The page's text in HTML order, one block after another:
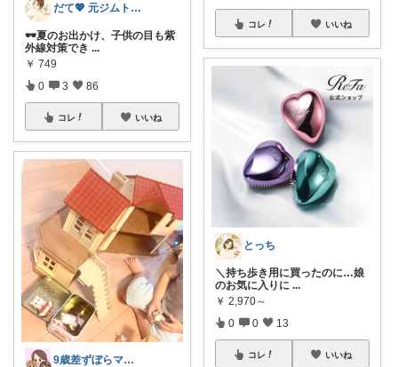
だて💖 元ジムトレーナーママ子育て美容
🕶️夏のお出かけ、子供の目も紫
外線対策でき ...
￥ 749
0 3 86
コレ いいね
9歳差ずぼらママの買って良かったもの✨
コレ いいね
とっち
＼持ち歩き用に買ったのに…娘
のお気に入りに ...
￥ 2,970～
0 0 13
コレ いいね